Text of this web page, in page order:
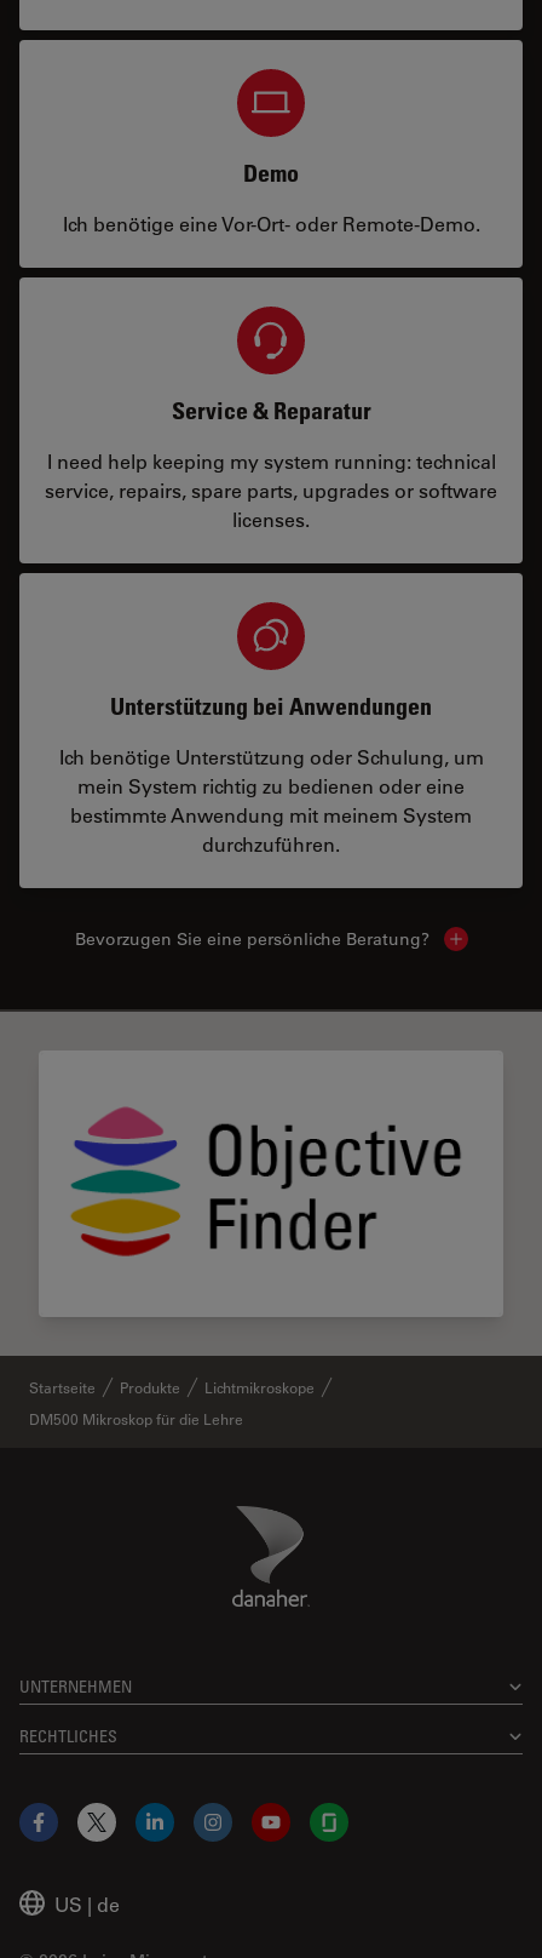
Demo
Ich benötige eine Vor-Ort- oder Remote-Demo.
Service & Reparatur
I need help keeping my system running: technical
service, repairs, spare parts, upgrades or software
licenses.
Unterstützung bei Anwendungen
Ich benötige Unterstützung oder Schulung, um
mein System richtig zu bedienen oder eine
bestimmte Anwendung mit meinem System
durchzuführen.
Bevorzugen Sie eine persönliche Beratung? Show
Startseite Produkte
Lichtmikroskope
DM500 Mikroskop für die Lehre
Danaher Logo
UNTERNEHMEN
RECHTLICHES
US | de
Facebook
X LinkedInInstagramYouTubeGlassdoor